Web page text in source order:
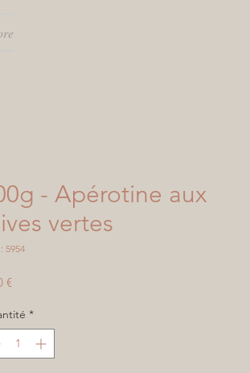
- Apérotine aux
vertes
5954
€Prix
*